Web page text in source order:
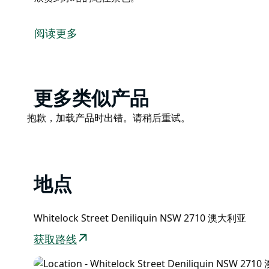
塔的壁画。壁画从两只栖息在桉树枝上的笑翠鸟逐渐过
这座气势恢宏的水塔正对面是白狮酒店，当地人亲切
饮品，在温暖的月份，您可以在啤酒花园户外用餐——
阅读更多
Product
List
更多类似产品
Product
抱歉，加载产品时出错。请稍后重试。
地点
Whitelock Street Deniliquin NSW 2710 澳大利亚
获取路线